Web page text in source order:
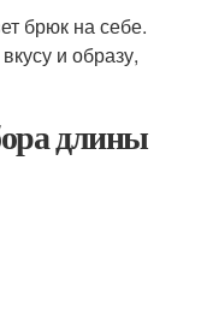
брюк на себе.
и образу,
длины